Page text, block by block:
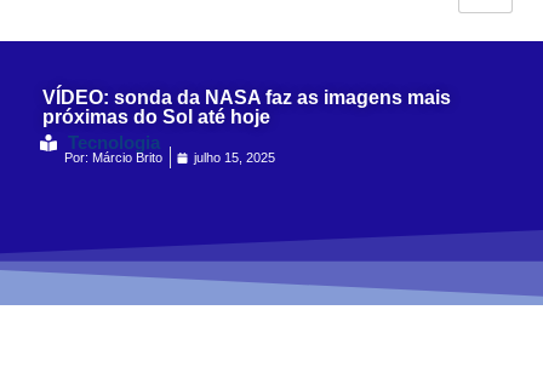
VÍDEO: sonda da NASA faz as imagens mais
próximas do Sol até hoje
Tecnologia
Por: Márcio Brito julho 15, 2025